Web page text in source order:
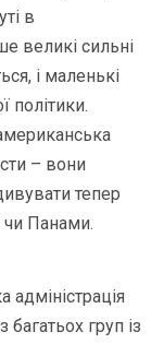
в
великі сильні
і маленькі
політики.
– вони
тепер
чи Панами.
багатьох груп із